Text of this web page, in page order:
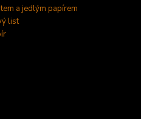
a jedlým papírem
list